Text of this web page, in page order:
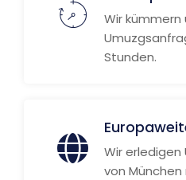
Wir kümmern
Stunden.
Wir
von München